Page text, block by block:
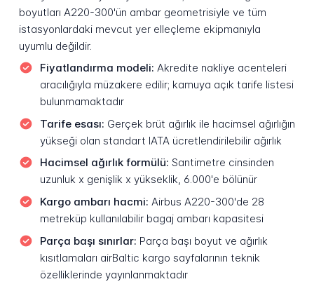
boyutları A220-300'ün ambar geometrisiyle ve tüm
istasyonlardaki mevcut yer elleçleme ekipmanıyla
uyumlu değildir.
Fiyatlandırma modeli: Akredite nakliye acenteleri
aracılığıyla müzakere edilir; kamuya açık tarife listesi
bulunmamaktadır
Tarife esası: Gerçek brüt ağırlık ile hacimsel ağırlığın
yükseği olan standart IATA ücretlendirilebilir ağırlık
Hacimsel ağırlık formülü: Santimetre cinsinden
uzunluk x genişlik x yükseklik, 6.000'e bölünür
Kargo ambarı hacmi: Airbus A220-300'de 28
metreküp kullanılabilir bagaj ambarı kapasitesi
Parça başı sınırlar: Parça başı boyut ve ağırlık
kısıtlamaları airBaltic kargo sayfalarının teknik
özelliklerinde yayınlanmaktadır